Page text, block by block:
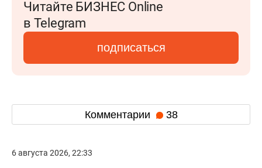
Читайте БИЗНЕС Online
в Telegram
подписаться
Комментарии 38
6 августа 2026, 22:33